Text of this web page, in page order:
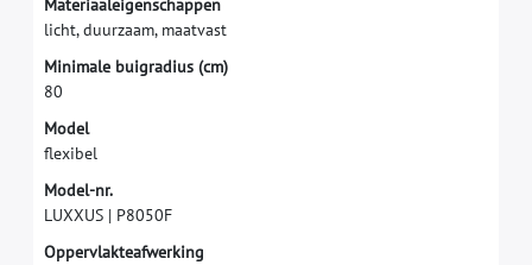
Materiaaleigenschappen
licht, duurzaam, maatvast
Minimale buigradius (cm)
80
Model
fexibel
Model-nr.
LUXXUS | P8050F
Oppervlakteafwerking